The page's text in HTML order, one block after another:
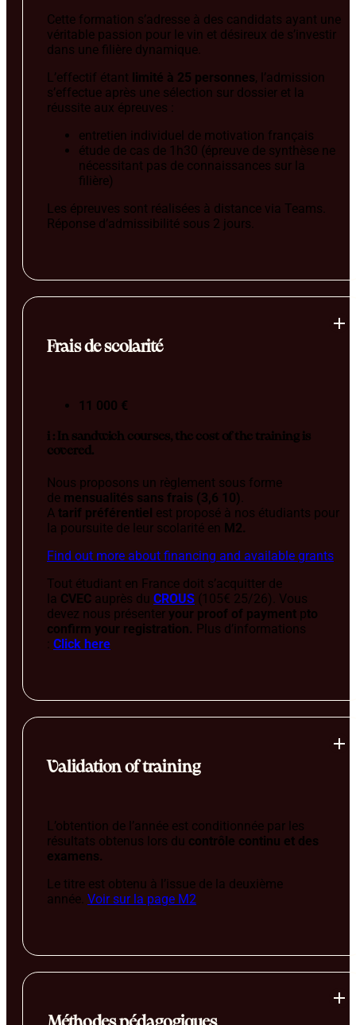
Cette formation s’adresse à des candidats ayant une
véritable passion pour le vin et désireux de s’investir
dans une filière dynamique.
L’effectif étant limité à 25 personnes, l’admission
s’effectue après une sélection sur dossier et la
réussite aux épreuves :
entretien individuel de motivation français
étude de cas de 1h30 (épreuve de synthèse ne
nécessitant pas de connaissances sur la
filière)
Les épreuves sont réalisées à distance via Teams.
Réponse d’admissibilité sous 2 jours.
Frais de scolarité
11 000 €
i : In sandwich courses, the cost of the training is
covered.
Nous proposons un règlement sous forme
de mensualités sans frais (3,6 10).
A tarif préférentiel est proposé à nos étudiants pour
la poursuite de leur scolarité en M2.
Find out more about financing and available grants
Tout étudiant en France doit s’acquitter de
la CVEC auprès du CROUS (105€ 25/26). Vous
devez nous présenter your proof of payment pto
confirm your registration. Plus d’informations
: Click here
Validation of training
L’obtention de l’année est conditionnée par les
résultats obtenus lors du contrôle continu et des
examens.
Le titre est obtenu à l’issue de la deuxième
année. Voir sur la page M2